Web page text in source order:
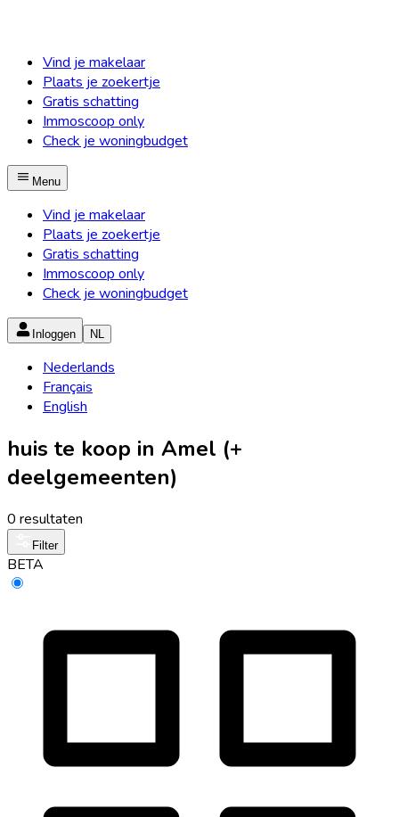
Vind je makelaar
Plaats je zoekertje
Gratis schatting
Immoscoop only
Check je woningbudget
Menu
Vind je makelaar
Plaats je zoekertje
Gratis schatting
Immoscoop only
Check je woningbudget
Inloggen NL
Nederlands
Français
English
huis te koop in Amel (+
deelgemeenten)
0 resultaten
Filter
BETA